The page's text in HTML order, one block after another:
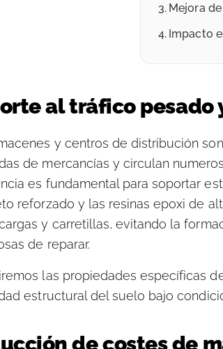
Mejora
Impacto
al tráfico pesado
y centros de distribución
de mercancías y circulan
es fundamental para soportar
reforzado y las resinas epoxi de
y carretillas, evitando la
de reparar.
las propiedades específicas
estructural del suelo bajo
de costes de